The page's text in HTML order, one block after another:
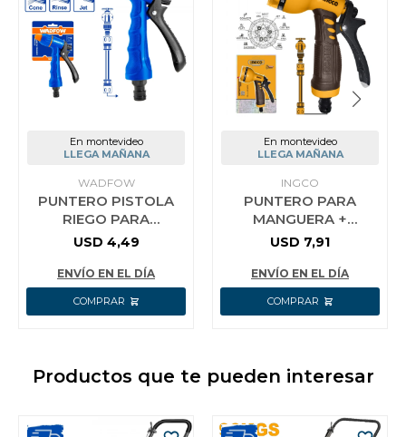
En montevideo
LLEGA MAÑANA
WADFOW
PUNTERO PISTOLA
RIEGO PARA
MANGUERA WADFOW
USD 4,49
ENVÍO EN EL DÍA
En montevideo
LLEGA MAÑANA
INGCO
PUNTERO PARA
MANGUERA +
ADAPTADOR INGCO
USD 7,91
ENVÍO EN EL DÍA
Productos que te pueden interesar